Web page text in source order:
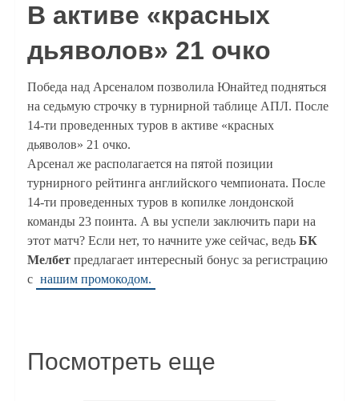
В активе «красных
дьяволов» 21 очко
Победа над Арсеналом позволила Юнайтед подняться
на седьмую строчку в турнирной таблице АПЛ. После
14-ти проведенных туров в активе «красных
дьяволов» 21 очко.
Арсенал же располагается на пятой позиции
турнирного рейтинга английского чемпионата. После
14-ти проведенных туров в копилке лондонской
команды 23 поинта. А вы успели заключить пари на
этот матч? Если нет, то начните уже сейчас, ведь БК
Мелбетпредлагает интересный бонус за регистрацию
с нашим промокодом.
Посмотреть еще